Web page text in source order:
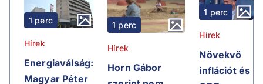
1 perc
Hírek
Energiaválság:
Magyar Péter
1 perc
Hírek
Horn Gábor
1 perc
Hírek
Növekvő
inflációt és